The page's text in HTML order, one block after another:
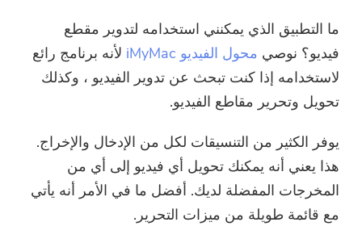
ما التطبيق الذي يمكنني استخدامه لتدوير مقطع
فيديو؟ نوصي محول الفيديو iMyMac
لأنه برنامج رائع
لاستخدامه إذا كنت تبحث عن تدوير الفيديو ، وكذلك
تحويل وتحرير مقاطع الفيديو.
يوفر الكثير من التنسيقات لكل من الإدخال والإخراج.
هذا يعني أنه يمكنك تحويل أي فيديو إلى أي من
المخرجات المفضلة لديك. أفضل ما في الأمر أنه يأتي
مع قائمة طويلة من ميزات التحرير.